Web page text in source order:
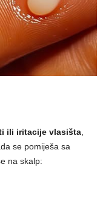
ili iritacije vlasišta
se pomiješa sa
na skalp: